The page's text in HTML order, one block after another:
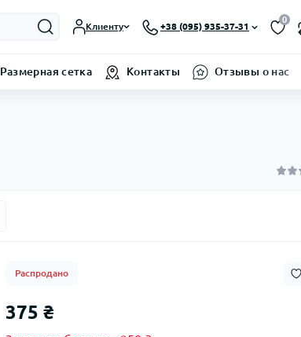
Клиенту +38 (095) 935-37-31
0
Размерная сетка Контакты Отзывы о нас
Распродано
375 ₴